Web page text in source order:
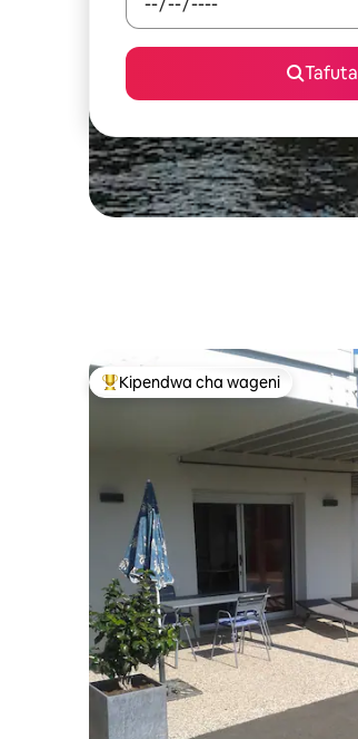
Tafuta
Kipendwa maarufu cha wageni
Kipendwa cha wageni